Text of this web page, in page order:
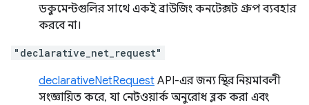
ডকুমেন্টগুলির সাথে একই ব্রাউজিং কনটেক্সট গ্রুপ ব্যবহার
করবে না।
"declarative_net_request"
declarativeNetRequest API-এর জন্য স্থির নিয়মাবলী
সংজ্ঞায়িত করে, যা নেটওয়ার্ক অনুরোধ ব্লক করা এবং